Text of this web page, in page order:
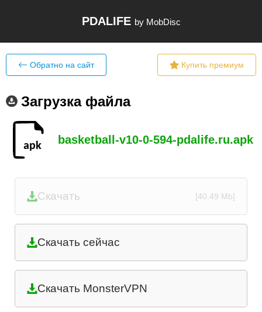
PDALIFE by MobDisc
Обратно на сайт Купить премиум
Загрузка файла
basketball-v10-0-594-pdalife.ru.apk
Скачать [40.49 Mb]
Скачать сейчас
Скачать MonsterVPN